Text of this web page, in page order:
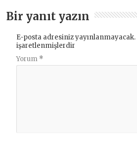
Bir yanıt yazın
E-posta adresiniz yayınlanmayacak.
işaretlenmişlerdir
Yorum *